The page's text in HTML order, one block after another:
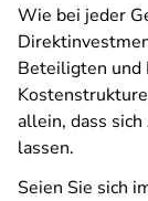
Wie bei jeder
Beteiligten und
allein, dass
lassen.
Seien Sie sich